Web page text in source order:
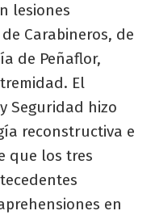
lesiones
Carabineros, de
de Peñaflor,
El
Seguridad hizo
reconstructiva e
que los tres
en